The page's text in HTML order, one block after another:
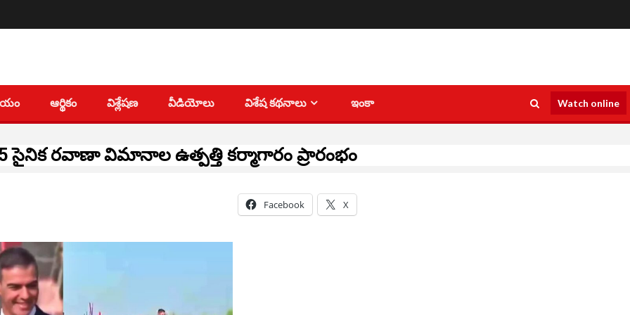
ఆర్థికం విశ్లేషణ వీడియోలు విశేష కథనాలు ఇంకా Watch online
సైనిక రవాణా విమానాల ఉత్పత్తి కర్మాగారం ప్రారంభం
Facebook X